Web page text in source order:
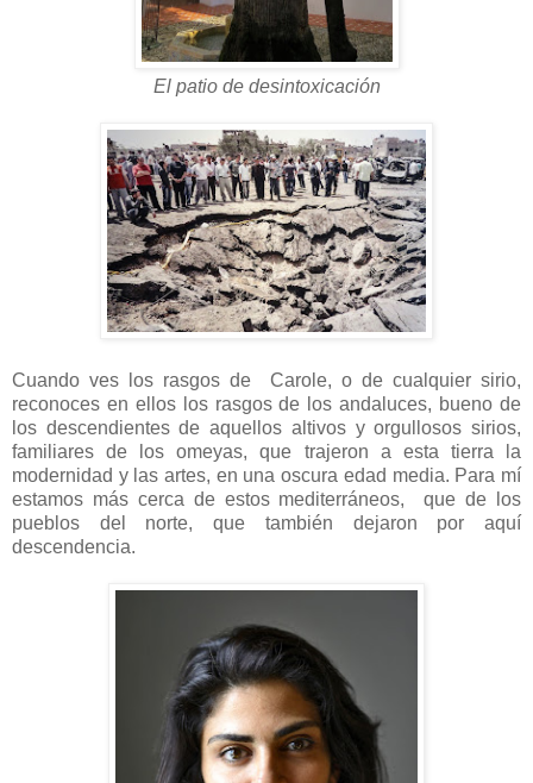
El patio de desintoxicación
Cuando ves los rasgos de Carole, o de cualquier sirio,
reconoces en ellos los rasgos de los andaluces, bueno de
los descendientes de aquellos altivos y orgullosos sirios,
familiares de los omeyas, que trajeron a esta tierra la
modernidad y las artes, en una oscura edad media. Para mí
estamos más cerca de estos mediterráneos, que de los
pueblos del norte, que también dejaron por aquí
descendencia.